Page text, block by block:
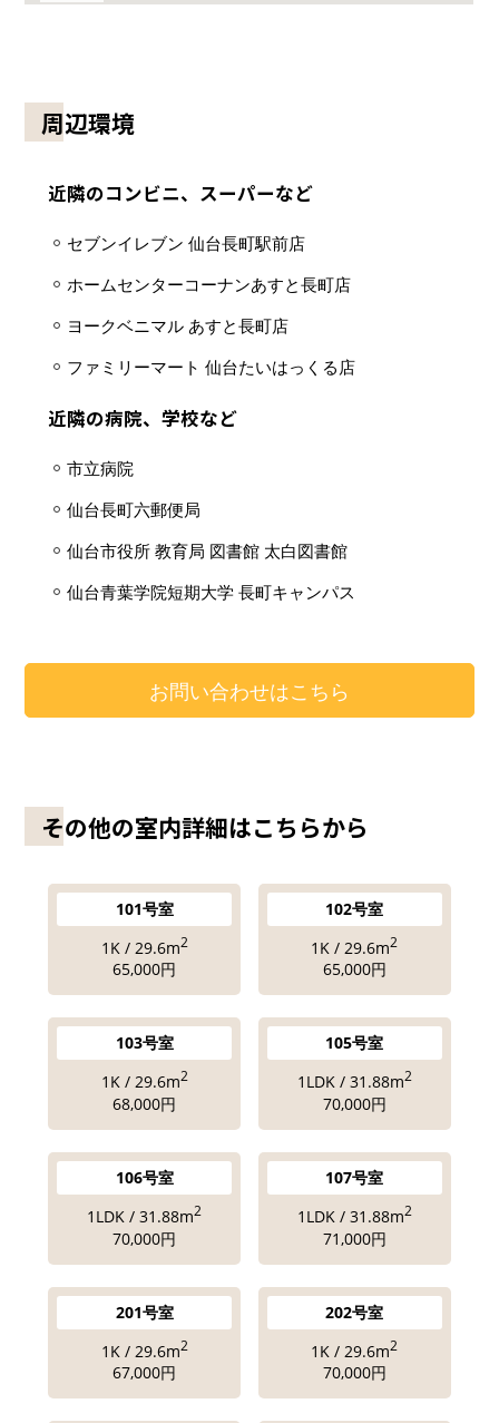
周辺環境
近隣のコンビニ、スーパーなど
セブンイレブン 仙台長町駅前店
ホームセンターコーナンあすと長町店
ヨークベニマル あすと長町店
ファミリーマート 仙台たいはっくる店
近隣の病院、学校など
市立病院
仙台長町六郵便局
仙台市役所 教育局 図書館 太白図書館
仙台青葉学院短期大学 長町キャンパス
お問い合わせはこちら
その他の室内詳細はこちらから
101号室
1K / 29.6m2
65,000円
102号室
1K / 29.6m2
65,000円
103号室
1K / 29.6m2
68,000円
105号室
1LDK / 31.88m2
70,000円
106号室
1LDK / 31.88m2
70,000円
107号室
1LDK / 31.88m2
71,000円
201号室
1K / 29.6m2
67,000円
202号室
1K / 29.6m2
70,000円